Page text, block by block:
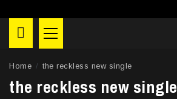
Primary
Menu
Home the reckless new single
the reckless new single